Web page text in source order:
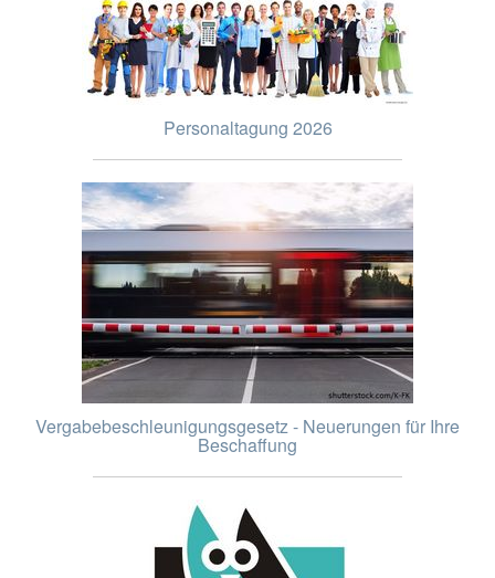
Personaltagung 2026
Vergabebeschleunigungsgesetz - Neuerungen für Ihre
Beschaffung